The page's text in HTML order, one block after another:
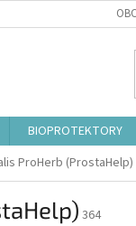
BIOPROTEKTORY
ProHerb (ProstaHelp)
364